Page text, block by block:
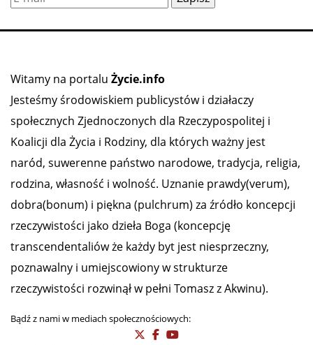
Witamy na portalu Życie.info
Jesteśmy środowiskiem publicystów i działaczy
społecznych Zjednoczonych dla Rzeczypospolitej i
Koalicji dla Życia i Rodziny, dla których ważny jest
naród, suwerenne państwo narodowe, tradycja, religia,
rodzina, własność i wolność. Uznanie prawdy(verum),
dobra(bonum) i piękna (pulchrum) za źródło koncepcji
rzeczywistości jako dzieła Boga (koncepcję
transcendentaliów że każdy byt jest niesprzeczny,
poznawalny i umiejscowiony w strukturze
rzeczywistości rozwinął w pełni Tomasz z Akwinu).
Bądź z nami w mediach społecznościowych: